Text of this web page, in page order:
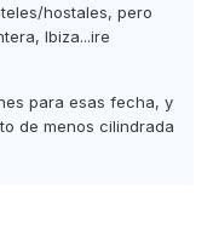
hostales, pero
Ibiza...ire
para esas fecha, y
de menos cilindrada